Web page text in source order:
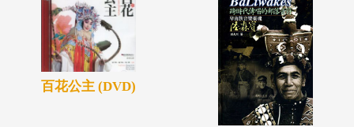
百花公主 (DVD)